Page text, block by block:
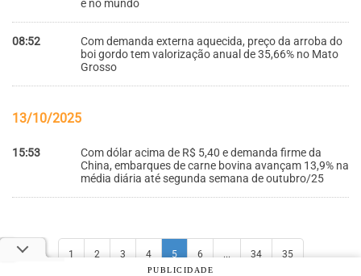
e no mundo
08:52
Com demanda externa aquecida, preço da arroba do
boi gordo tem valorização anual de 35,66% no Mato
Grosso
13/10/2025
15:53
Com dólar acima de R$ 5,40 e demanda firme da
China, embarques de carne bovina avançam 13,9% na
média diária até segunda semana de outubro/25
1 2 3 4 5 6 ... 34 35
PUBLICIDADE